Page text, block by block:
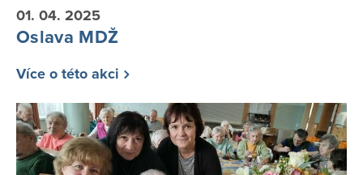
01. 04. 2025
Oslava MDŽ
Více o této akci